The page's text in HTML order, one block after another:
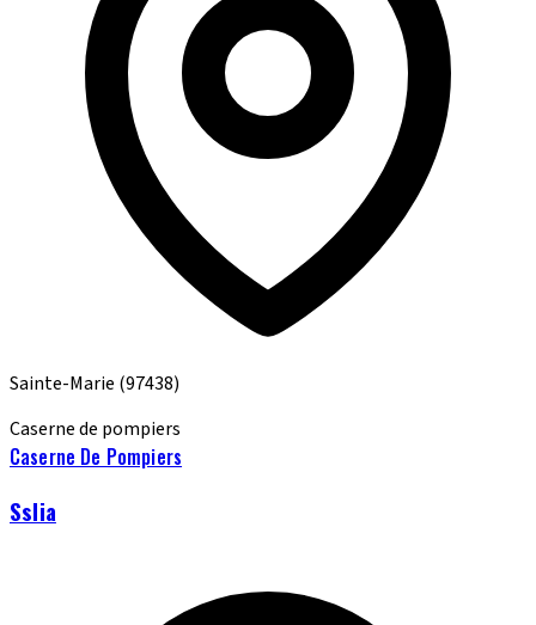
Sainte-Marie (97438)
Caserne de pompiers
Caserne De Pompiers
Sslia